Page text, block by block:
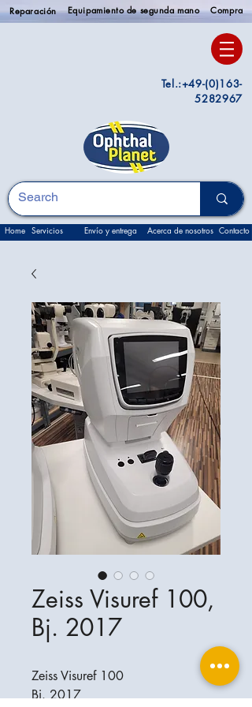
Reparación Equipamiento de segunda mano Compra
Tel.:+49-(0)163-
5282967
Home Servicios Envío y entrega Acerca de nosotros Contacto
Zeiss Visuref 100,
Bj. 2017
Zeiss Visuref 100
Bj. 2017